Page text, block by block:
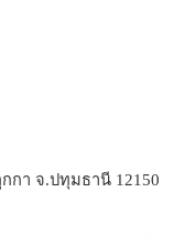
กา จ.ปทุมธานี 12150